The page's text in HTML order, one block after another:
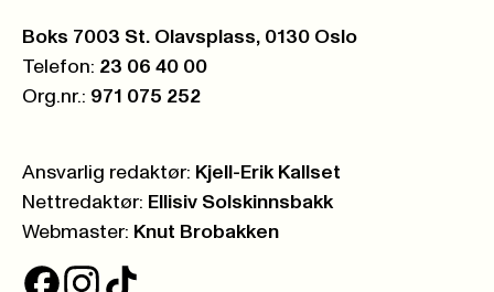
Postboks:
Boks 7003 St. Olavsplass, 0130 Oslo
Telefon: 23 06 40 00
Org.nr.: 971 075 252
Ansvarlig redaktør: Kjell-Erik Kallset
Nettredaktør: Ellisiv Solskinnsbakk
Webmaster: Knut Brobakken